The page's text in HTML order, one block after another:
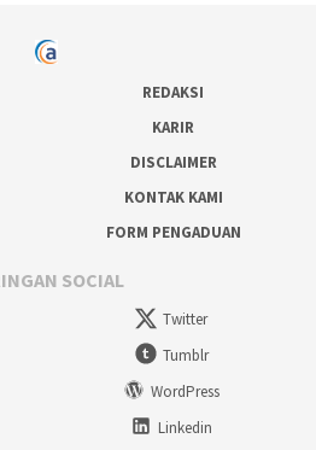
REDAKSI
KARIR
DISCLAIMER
KONTAK KAMI
FORM PENGADUAN
SOCIAL
Twitter
Tumblr
WordPress
Linkedin